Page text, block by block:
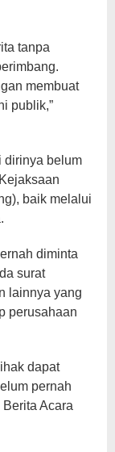
tanpa
membuat
publik,”
dirinya belum
baik melalui
diminta
surat
lainnya yang
perusahaan
dapat
pernah
Acara